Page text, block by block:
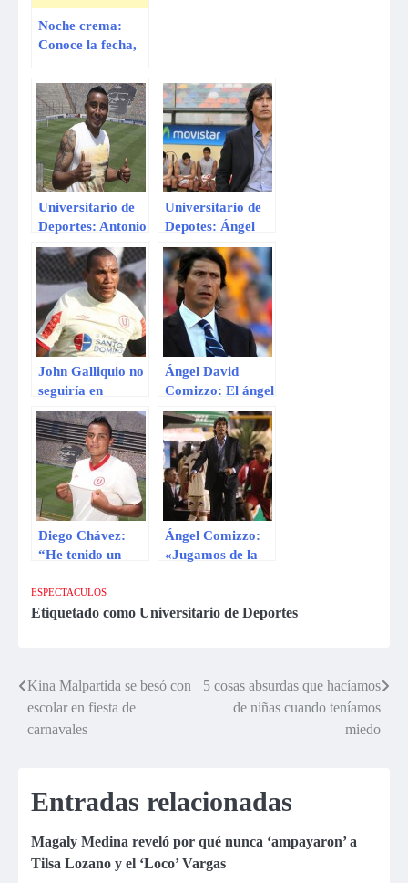
Noche crema:
Conoce la fecha,
encuentro de
Universitario de
Deportes
Universitario de
Deportes: Antonio
Gonzáles
defenderá un año
más los colores
del cuadro crema
Universitario de
Depotes: Ángel
Comizzo
amenaza con irse
John Galliquio no
seguiría en
Universitario por
decisión de Ángel
Comizzo
Ángel David
Comizzo: El ángel
que cayó al
estadio
Monumental
Diego Chávez:
“He tenido un
Comizzo”
Ángel Comizzo:
«Jugamos de la
campeones»
ESPECTACULOS
Etiquetado como Universitario de Deportes
Navegación
de
Kina Malpartida se besó con
escolar en fiesta de
carnavales
5 cosas absurdas que hacíamos
de niñas cuando teníamos
miedo
Entradas relacionadas
Magaly Medina reveló por qué nunca ‘ampayaron’ a
Tilsa Lozano y el ‘Loco’ Vargas